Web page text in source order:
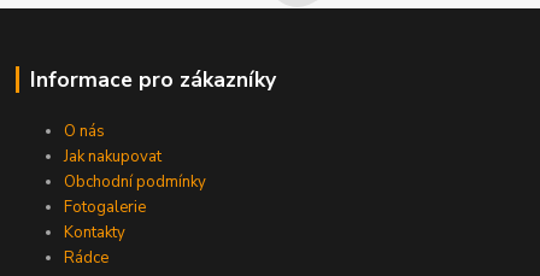
Informace pro zákazníky
O nás
Jak nakupovat
Obchodní podmínky
Fotogalerie
Kontakty
Rádce